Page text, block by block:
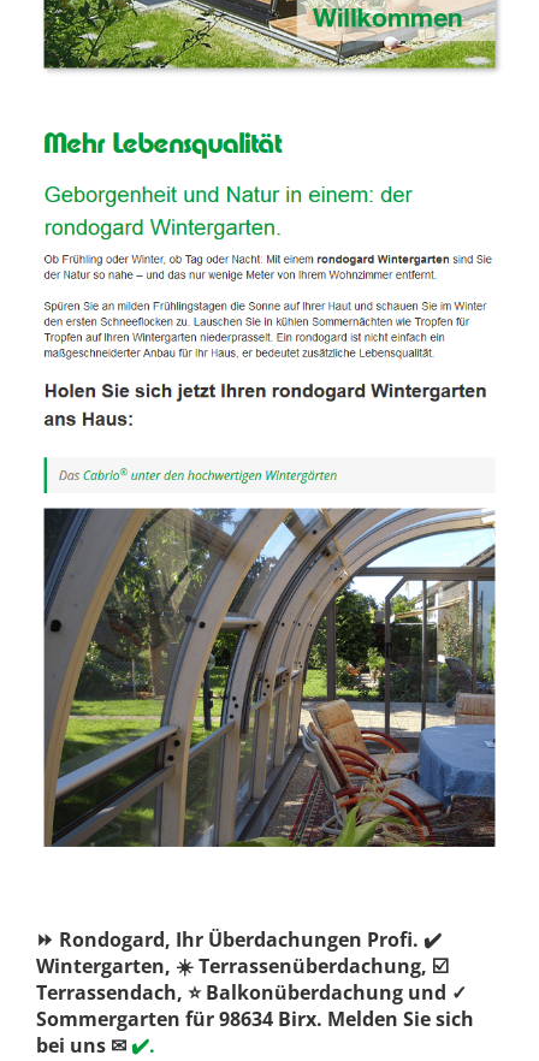
⏩ Rondogard, Ihr Überdachungen Profi. ✔️
Wintergarten, ☀️ Terrassenüberdachung, ☑️
Terrassendach, ⭐ Balkonüberdachung und ✓
Sommergarten für 98634 Birx. Melden Sie sich
bei uns ✉✔️.